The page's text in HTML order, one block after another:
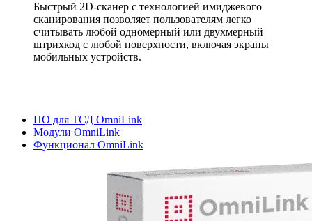
Быстрый 2D-сканер с технологией имиджевого
сканирования позволяет пользователям легко
считывать любой одномерный или двухмерный
штрихкод с любой поверхности, включая экраны
мобильных устройств.
ПО для ТСД OmniLink
Модули OmniLink
Функционал OmniLink